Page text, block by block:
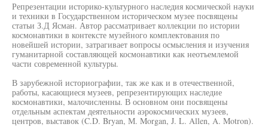
Репрезентации историко-культурного наследия космической науки
и техники в Государственном историческом музее посвящены
статьи З.Д Ясман. Автор рассматривает коллекции по истории
космонавтики в контексте музейного комплектования по
новейшей истории, затрагивает вопросы осмысления и изучения
гуманитарной составляющей космонавтики как неотъемлемой
части современной культуры.
В зарубежной историографии, так же как и в отечественной,
работы, касающиеся музеев, репрезентирующих наследие
космонавтики, малочисленны. В основном они посвящены
отдельным аспектам деятельности аэрокосмических музеев,
центров, выставок (C.D. Bryan, М. Morgan, J. L. Allen, A. Motron).